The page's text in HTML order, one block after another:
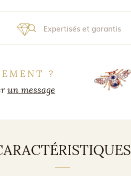
Expertisés et garantis
?
un message